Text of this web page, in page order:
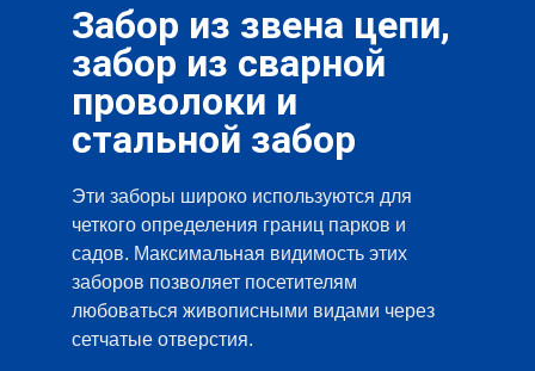
Забор из звена цепи,
забор из сварной
проволоки и
стальной забор
Эти заборы широко используются для
четкого определения границ парков и
садов. Максимальная видимость этих
заборов позволяет посетителям
любоваться живописными видами через
сетчатые отверстия.